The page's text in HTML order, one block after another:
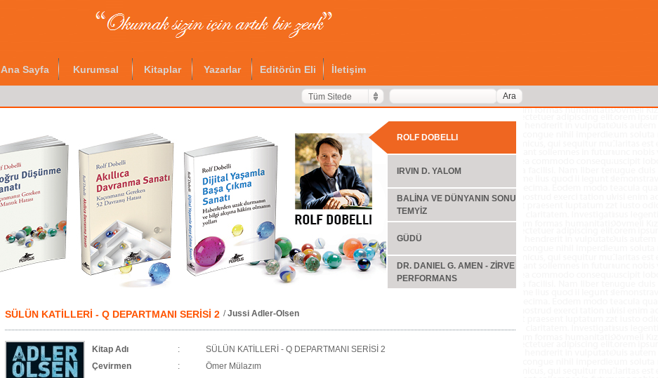
Ana Sayfa Kurumsal Kitaplar Yazarlar Editörün Eli İletişim
Tüm Sitede Ara
ROLF DOBELLI
IRVIN D. YALOM
BALİNA VE DÜNYANIN SONU
TEMYİZ
GÜDÜ
DR. DANIEL G. AMEN - ZİRVE
PERFORMANS
SÜLÜN KATİLLERİ - Q DEPARTMANI SERİSİ 2 /Jussi Adler-Olsen
Kitap Adı :
SÜLÜN KATİLLERİ - Q DEPARTMANI SERİSİ 2
Çevirmen
:
Ömer Mülazım